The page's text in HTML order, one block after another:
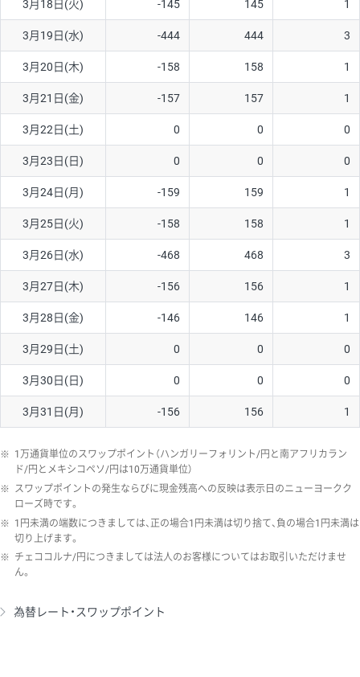
ソ/円は10万通貨単位。
3月18日(火) -145 145 1
3月19日(水) -444 444 3
3月20日(木) -158 158 1
3月21日(金) -157 157 1
3月22日(土) 0 0 0
3月23日(日) 0 0 0
3月24日(月) -159 159 1
3月25日(火) -158 158 1
3月26日(水) -468 468 3
3月27日(木) -156 156 1
3月28日(金) -146 146 1
3月29日(土) 0 0 0
3月30日(日) 0 0 0
3月31日(月) -156 156 1
※ 1万通貨単位のスワップポイント（ハンガリーフォリント/円と南アフリカラン
ド/円とメキシコペソ/円は10万通貨単位）
※ スワップポイントの発生ならびに現金残高への反映は表示日のニューヨークク
ローズ時です。
※ 1円未満の端数につきましては、正の場合1円未満は切り捨て、負の場合1円未満は
切り上げます。
※ チェココルナ/円につきましては法人のお客様についてはお取引いただけませ
ん。
為替レート・スワップポイント